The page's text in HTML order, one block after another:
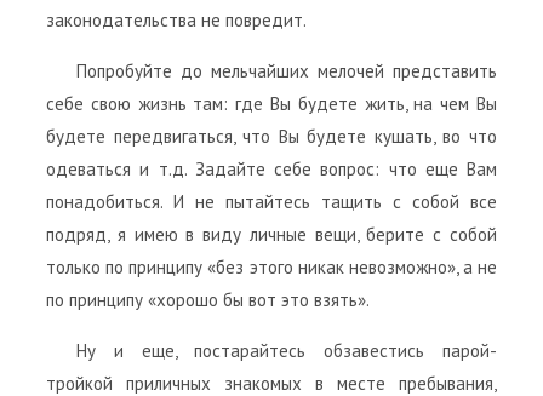
законодательства не повредит.
Попробуйте до мельчайших мелочей представить
себе свою жизнь там: где Вы будете жить, на чем Вы
будете передвигаться, что Вы будете кушать, во что
одеваться и т.д. Задайте себе вопрос: что еще Вам
понадобиться. И не пытайтесь тащить с собой все
подряд, я имею в виду личные вещи, берите с собой
только по принципу «без этого никак невозможно», а не
по принципу «хорошо бы вот это взять».
Ну и еще, постарайтесь обзавестись парой-
тройкой приличных знакомых в месте пребывания,